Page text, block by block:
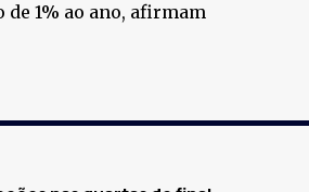
1% ao ano, afirmam